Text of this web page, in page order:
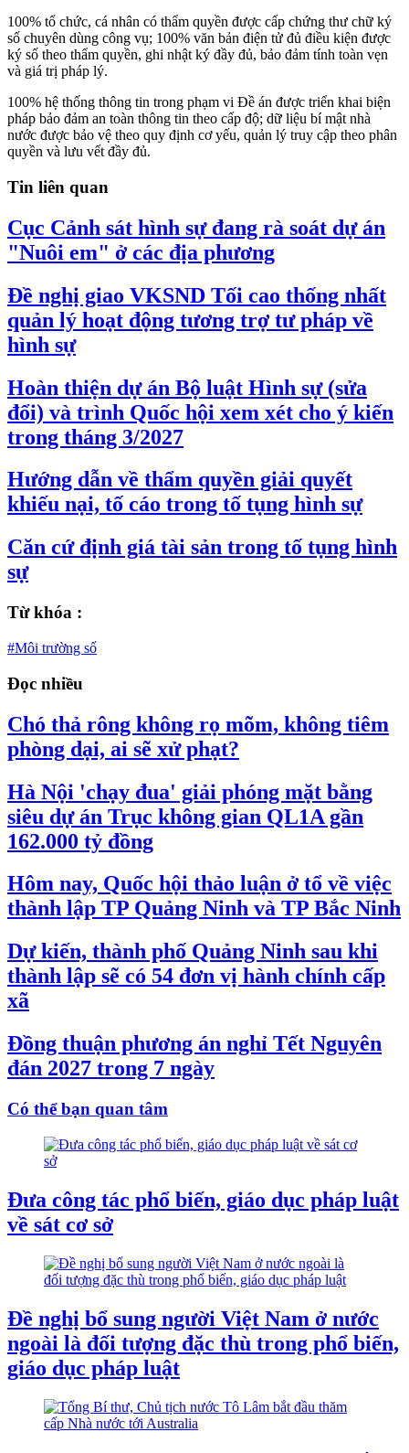
100% tổ chức, cá nhân có thẩm quyền được cấp chứng thư chữ ký
số chuyên dùng công vụ; 100% văn bản điện tử đủ điều kiện được
ký số theo thẩm quyền, ghi nhật ký đầy đủ, bảo đảm tính toàn vẹn
và giá trị pháp lý.
100% hệ thống thông tin trong phạm vi Đề án được triển khai biện
pháp bảo đảm an toàn thông tin theo cấp độ; dữ liệu bí mật nhà
nước được bảo vệ theo quy định cơ yếu, quản lý truy cập theo phân
quyền và lưu vết đầy đủ.
Tin liên quan
Cục Cảnh sát hình sự đang rà soát dự án
"Nuôi em" ở các địa phương
Đề nghị giao VKSND Tối cao thống nhất
quản lý hoạt động tương trợ tư pháp về
hình sự
Hoàn thiện dự án Bộ luật Hình sự (sửa
đổi) và trình Quốc hội xem xét cho ý kiến
trong tháng 3/2027
Hướng dẫn về thẩm quyền giải quyết
khiếu nại, tố cáo trong tố tụng hình sự
Căn cứ định giá tài sản trong tố tụng hình
sự
Từ khóa :
#Môi trường số
Đọc nhiều
Chó thả rông không rọ mõm, không tiêm
phòng dại, ai sẽ xử phạt?
Hà Nội 'chạy đua' giải phóng mặt bằng
siêu dự án Trục không gian QL1A gần
162.000 tỷ đồng
Hôm nay, Quốc hội thảo luận ở tổ về việc
thành lập TP Quảng Ninh và TP Bắc Ninh
Dự kiến, thành phố Quảng Ninh sau khi
thành lập sẽ có 54 đơn vị hành chính cấp
xã
Đồng thuận phương án nghỉ Tết Nguyên
đán 2027 trong 7 ngày
Có thể bạn quan tâm
Đưa công tác phổ biến, giáo dục pháp luật
về sát cơ sở
Đề nghị bổ sung người Việt Nam ở nước
ngoài là đối tượng đặc thù trong phổ biến,
giáo dục pháp luật